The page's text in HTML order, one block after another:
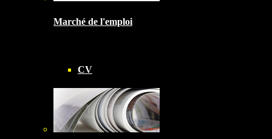
Marché de l'emploi
CV